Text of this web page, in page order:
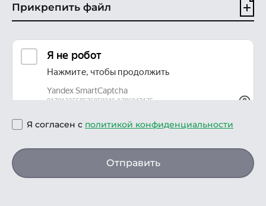
Прикрепить файл
Я согласен с политикой конфиденциальности
Отправить